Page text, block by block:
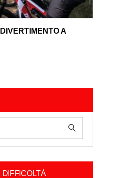
PRODUCT
PRODUCT
A
DIFFICOLTÀ